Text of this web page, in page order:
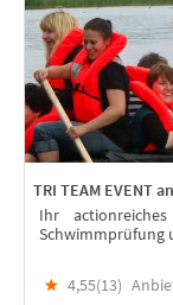
TRI TEAM EVENT
Ihr
Schwimmprüfung
★ 4,55(13)